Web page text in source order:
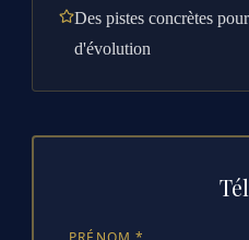
Des pistes concrètes
d'évolution